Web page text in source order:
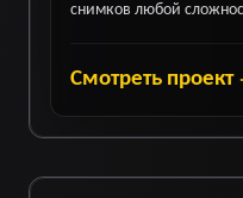
снимков любой
Смотреть проект